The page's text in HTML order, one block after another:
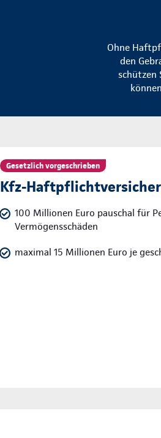
Ohne
den
schützen
Gesetzlich vorgeschrieben
Kfz-
100 Millionen Euro pauschal für
Vermögensschäden
maximal 15 Millionen Euro je